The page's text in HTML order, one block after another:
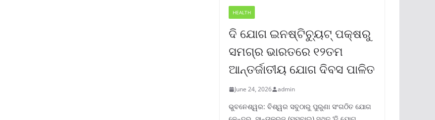
HEALTH
ଦି ଯୋଗ ଇନଷ୍ଟିଚ୍ୟୁଟ୍ ପକ୍ଷରୁ
ସମଗ୍ର ଭାରତରେ ୧୨ତମ
ଆନ୍ତର୍ଜାତୀୟ ଯୋଗ ଦିବସ ପାଳିତ
June 24, 2026 admin
ଭୁବନେଶ୍ୱର: ବିଶ୍ୱର ସବୁଠାରୁ ପୁରୁଣା ସଂଗଠିତ ଯୋଗ